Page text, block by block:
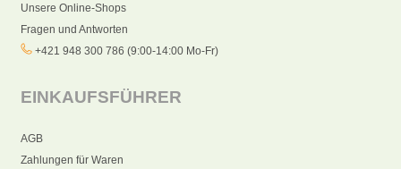
Unsere Online-Shops
Fragen und Antworten
+421 948 300 786 (9:00-14:00 Mo-Fr)
EINKAUFSFÜHRER
AGB
Zahlungen für Waren